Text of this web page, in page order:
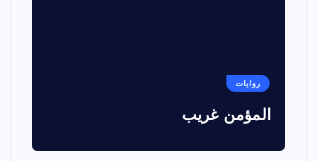
روايات
المؤمن غريب